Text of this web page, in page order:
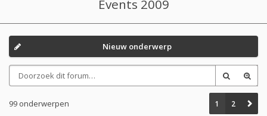
Events 2009
Nieuw onderwerp
99 onderwerpen 1 2